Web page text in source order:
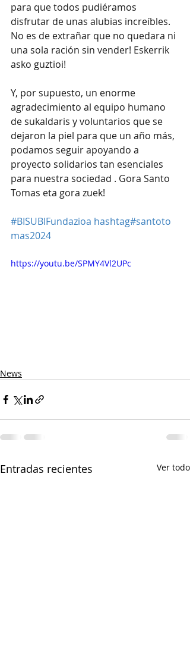
para que todos pudiéramos
disfrutar de unas alubias increíbles.
No es de extrañar que no quedara ni
una sola ración sin vender! Eskerrik
asko guztioi!
Y, por supuesto, un enorme
agradecimiento al equipo humano
de sukaldaris y voluntarios que se
dejaron la piel para que un año más,
podamos seguir apoyando a
proyecto solidarios tan esenciales
para nuestra sociedad . Gora Santo
Tomas eta gora zuek!
#BISUBIFundazioa hashtag#santoto
mas2024
https://youtu.be/SPMY4Vl2UPc
News
Entradas recientes Ver todo